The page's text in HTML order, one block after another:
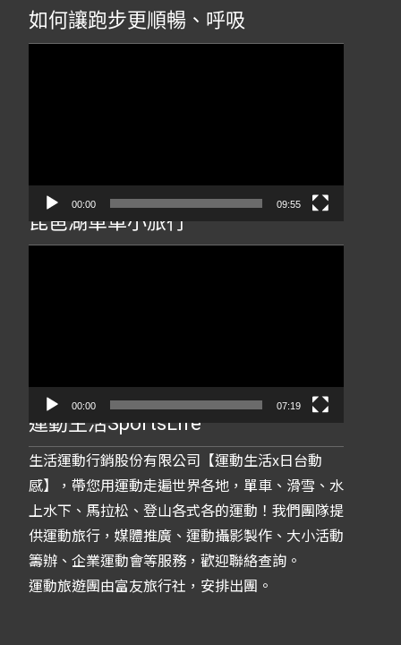
如何讓跑步更順暢、呼吸
00:00 09:55
琵琶湖單車小旅行
00:00 07:19
運動生活SportsLife
生活運動行銷股份有限公司【運動生活x日台動
感】，帶您用運動走遍世界各地，單車、滑雪、水
上水下、馬拉松、登山各式各的運動！我們團隊提
供運動旅行，媒體推廣、運動攝影製作、大小活動
籌辦、企業運動會等服務，歡迎聯絡查詢。
運動旅遊團由富友旅行社，安排出團。